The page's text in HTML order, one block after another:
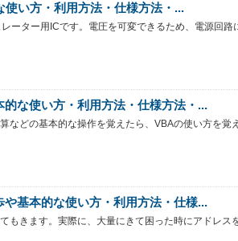
い方・利用方法・仕様方法・...
ーター用ICです。電圧を可変できるため、電源回路
な使い方・利用方法・仕様方法・...
などの基本的な操作を覚えたら、VBAの使い方を覚
基本的な使い方・利用方法・仕様...
もきます。実際に、大量にきて困った時にアドレス